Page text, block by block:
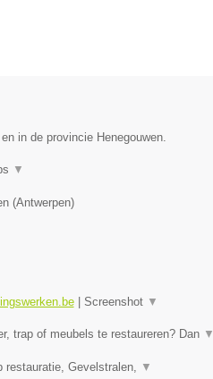
in de provincie Henegouwen.
▼
(Antwerpen)
| Screenshot ▼
trap of meubels te restaureren? Dan ▼
restauratie, Gevelstralen, ▼